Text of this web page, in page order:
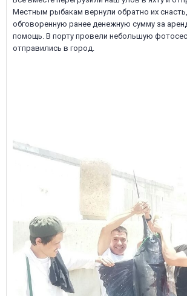
Местным рыбакам вернули обратно их
обговоренную ранее денежную сумму за
помощь. В порту провели небольшую
отправились в город.